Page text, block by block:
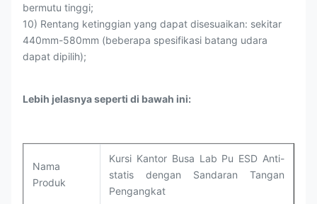
bermutu tinggi;
10) Rentang ketinggian yang dapat disesuaikan: sekitar
440mm-580mm (beberapa spesifikasi batang udara
dapat dipilih);
Lebih jelasnya seperti di bawah ini:
Nama
Produk
Kursi Kantor Busa Lab Pu ESD Anti-
statis dengan Sandaran Tangan
Pengangkat